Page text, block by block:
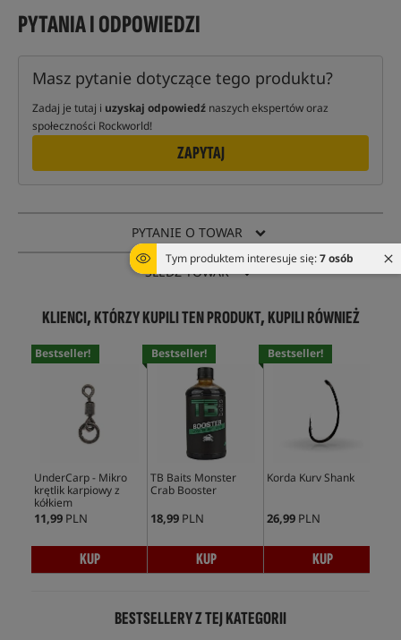
Tym produktem interesuje się:7 osób
PYTANIA I ODPOWIEDZI
Masz pytanie dotyczące tego produktu?
Zadaj je tutaj i uzyskaj odpowiedź naszych ekspertów oraz
społeczności Rockworld!
ZAPYTAJ
PYTANIE O TOWAR
ŚLEDŹ TOWAR
KLIENCI, KTÓRZY KUPILI TEN PRODUKT, KUPILI RÓWNIEŻ
Bestseller!
UnderCarp - Mikro
krętlik karpiowy z
kółkiem
11,99 PLN
KUP
Bestseller!
TB Baits Monster
Crab Booster
18,99 PLN
KUP
Bestseller!
Korda Kurv Shank
26,99 PLN
KUP
BESTSELLERY Z TEJ KATEGORII